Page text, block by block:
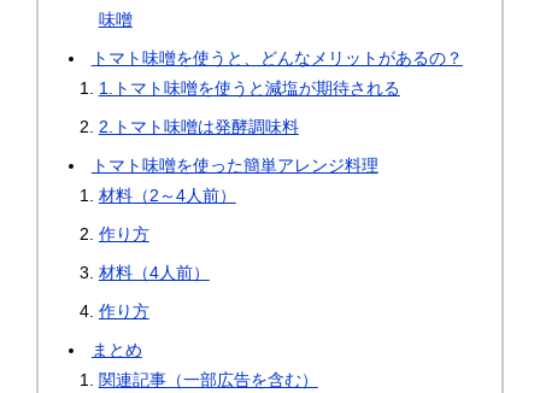
味噌
トマト味噌を使うと、どんなメリットがあるの？
1.トマト味噌を使うと減塩が期待される
2.トマト味噌は発酵調味料
トマト味噌を使った簡単アレンジ料理
材料（2～4人前）
作り方
材料（4人前）
作り方
まとめ
関連記事（一部広告を含む）